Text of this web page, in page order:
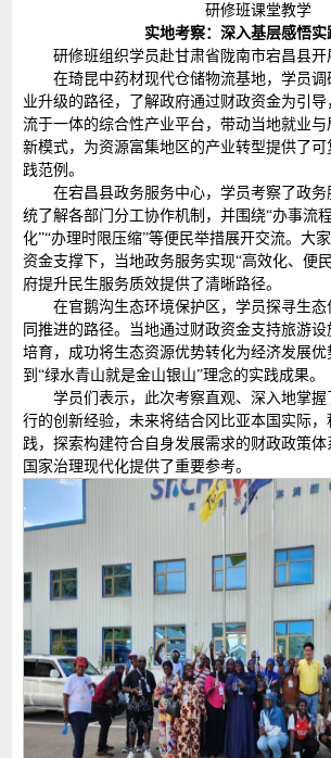
研修班课堂教学
实地考察：深入基层感悟实
研修班组织学员赴甘肃省陇南市宕昌县开
在琦昆中药材现代仓储物流基地，学员
业升级的路径，了解政府通过财政资金为引
流于一体的综合性产业平台，带动当地就业与
新模式，为资源富集地区的产业转型提供了
践范例。
在宕昌县政务服务中心，学员考察了政
统了解各部门分工协作机制，并围绕“办事流
化”“办理时限压缩”等便民举措展开交流。大
资金支撑下，当地政务服务实现“高效化、便
府提升民生服务质效提供了清晰路径。
在官鹅沟生态环境保护区，学员探寻生
同推进的路径。当地通过财政资金支持旅游
培育，成功将生态资源优势转化为经济发展
到“绿水青山就是金山银山”理念的实践成果。
学员们表示，此次考察直观、深入地掌
行的创新经验，未来将结合冈比亚本国实际，
践，探索构建符合自身发展需求的财政政策
国家治理现代化提供了重要参考。